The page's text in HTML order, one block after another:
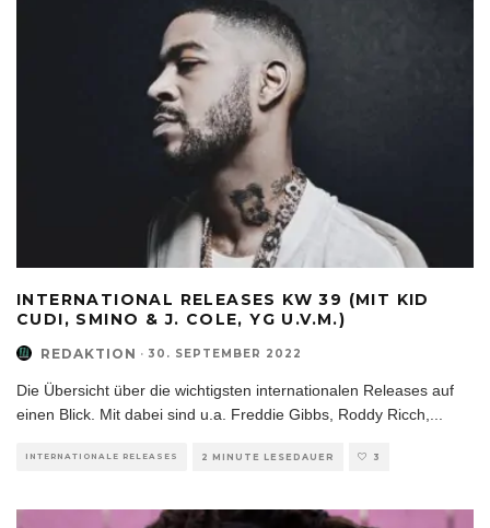
INTERNATIONAL RELEASES KW 39 (MIT KID
CUDI, SMINO & J. COLE, YG U.V.M.)
REDAKTION · 30. SEPTEMBER 2022
Die Übersicht über die wichtigsten internationalen Releases auf
einen Blick. Mit dabei sind u.a. Freddie Gibbs, Roddy Ricch,
INTERNATIONALE RELEASES 2 MINUTE LESEDAUER 3